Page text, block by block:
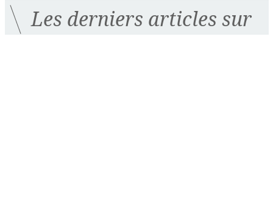
Les derniers articles sur